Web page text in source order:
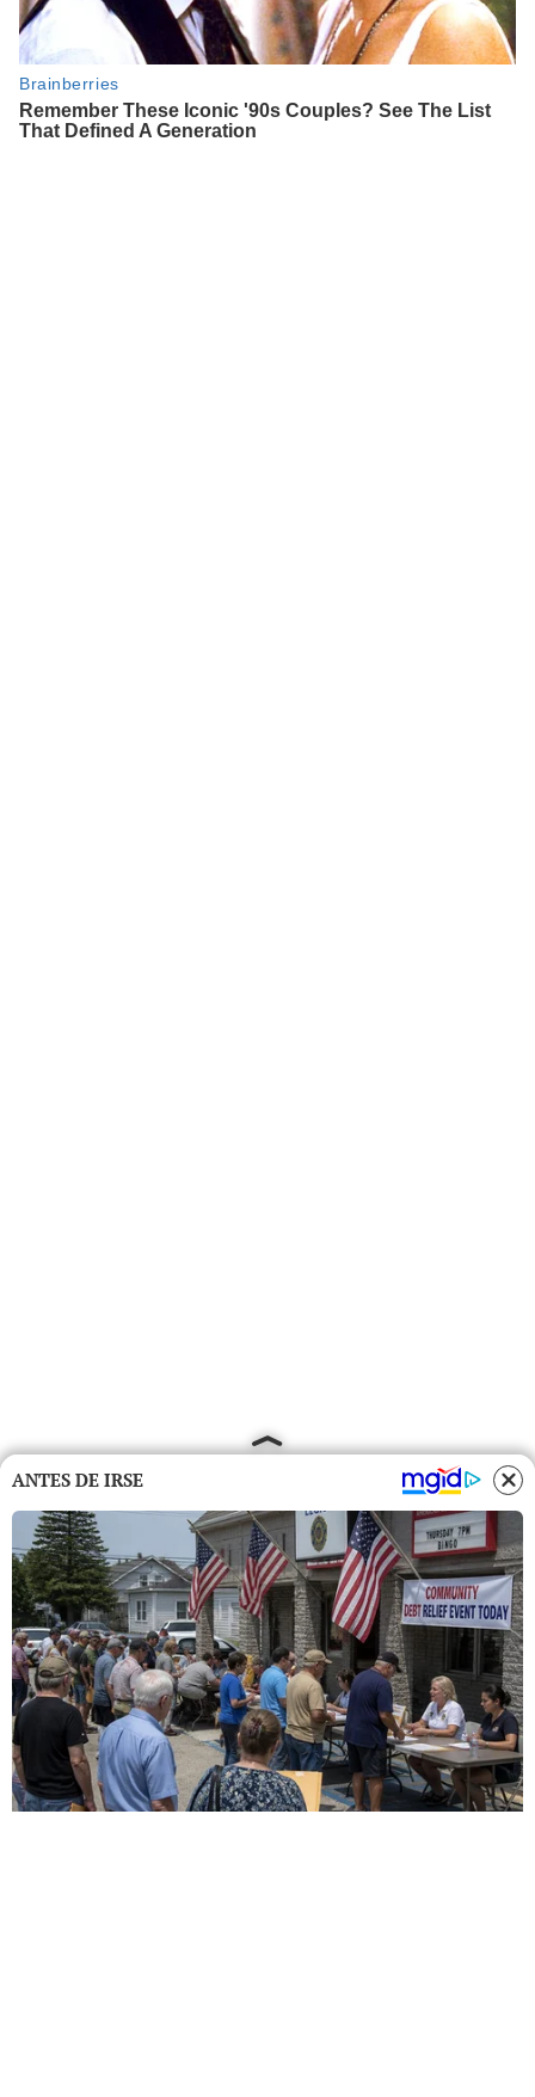
ANTES DE IRSE